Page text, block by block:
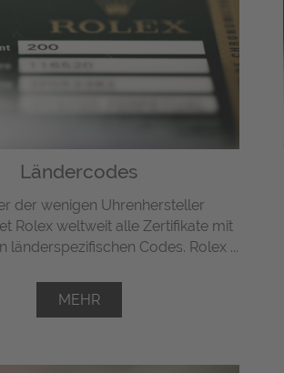
Ländercodes
der wenigen Uhrenhersteller
Rolex weltweit alle Zertifikate mit
länderspezifischen Codes. Rolex ...
MEHR